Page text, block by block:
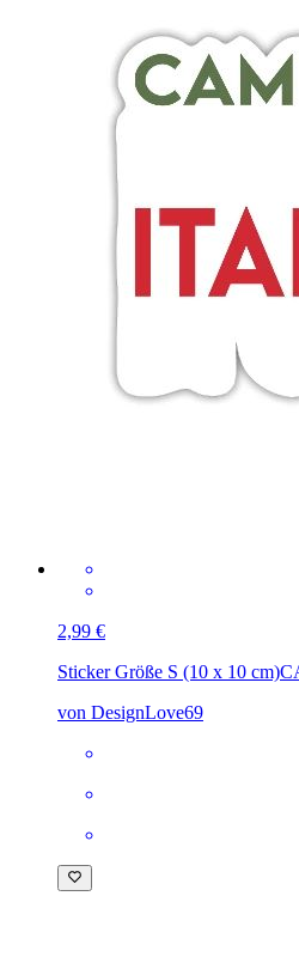
2,99 €
Sticker Größe S (10 x 10 cm)
von DesignLove69